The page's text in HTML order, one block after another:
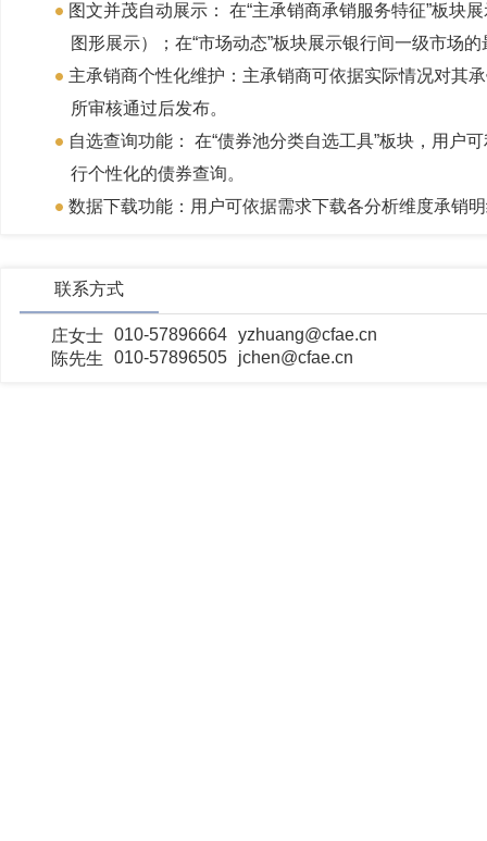
图文并茂自动展示： 在“主承销商承销服务特征”板块
图形展示）；在“市场动态”板块展示银行间一级市场
主承销商个性化维护：主承销商可依据实际情况对其
所审核通过后发布。
自选查询功能： 在“债券池分类自选工具”板块，用户
行个性化的债券查询。
数据下载功能：用户可依据需求下载各分析维度承销
联系方式
庄女士 010-57896664 yzhuang@cfae.cn
陈先生
010-57896505 jchen@cfae.cn